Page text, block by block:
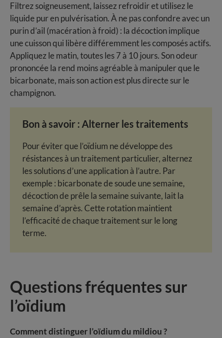
Filtrez soigneusement, laissez refroidir et utilisez le
liquide pur en pulvérisation. À ne pas confondre avec un
purin d’ail (macération à froid) : la décoction implique
une cuisson qui libère différemment les composés actifs.
Appliquez le matin, toutes les 7 à 10 jours. Son odeur
prononcée la rend moins agréable à manipuler que le
bicarbonate, mais son action est plus directe sur le
champignon.
Bon à savoir : Alterner les traitements
Pour éviter que l’oïdium ne développe des
résistances à un traitement particulier, alternez
les solutions d’une application à l’autre. Par
exemple : bicarbonate de soude une semaine,
décoction de prêle la semaine suivante, lait la
semaine d’après. Cette rotation maintient
l’efficacité de chaque traitement sur le long
terme.
Questions fréquentes sur
l’oïdium
Comment distinguer l’oïdium du mildiou ?